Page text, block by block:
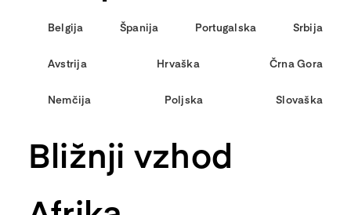
Belgija Španija Portugalska Srbija
Avstrija Hrvaška Črna Gora
Nemčija Poljska Slovaška
Bližnji vzhod